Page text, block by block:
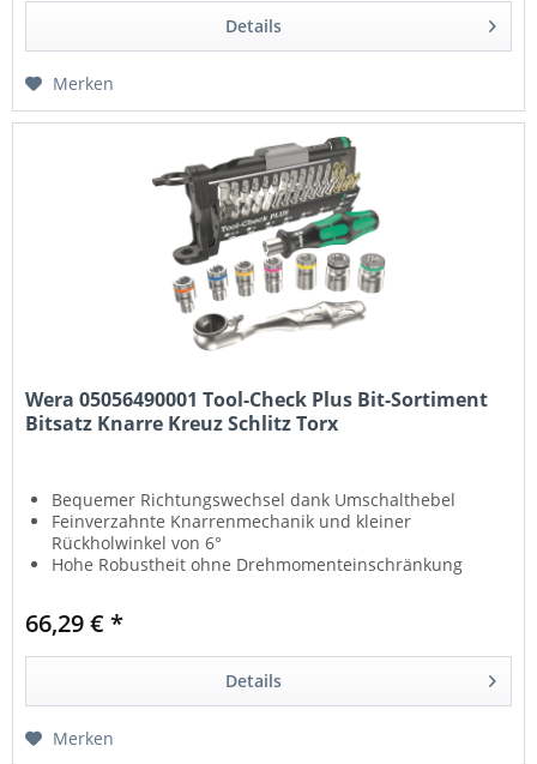
Details
Merken
Wera 05056490001 Tool-Check Plus Bit-Sortiment
Bitsatz Knarre Kreuz Schlitz Torx
Bequemer Richtungswechsel dank Umschalthebel
Feinverzahnte Knarrenmechanik und kleiner
Rückholwinkel von 6°
Hohe Robustheit ohne Drehmomenteinschränkung
nach Größen
66,29 € *
Details
Merken